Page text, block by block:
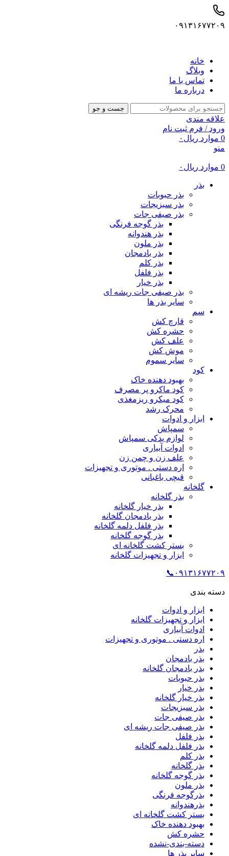
۰۹۱۳۱۶۷۷۲۰۹
خانه
وبلاگ
تماس با ما
درباره ما
جست و جو
علاقه مندی
ورود / فرم ثبت نام
0 موارد ریال ۰
منو
0 موارد ریال ۰
بذر
بذر حبوبات
بذر سبزیجات
بذر صیفی جات
بذر گوجه فرنگی
بذر هندوانه
بذر ملون
بذر بادمجان
بذر کلم
بذر فلفل
بذر خیار
بذر صیفی جات ریشه ای
سایر بذر ها
سم
قارچ کش
حشره کش
علف کش
موش کش
سایر سموم
کود
بهبود دهنده خاک
کود ماکرو پر مصرف
کود میکرو ریزمغذی
محرک رشد
ابزار و ادوات
سمپاش
لوازم یدکی سمپاش
ادوات آبیاری
علف زن و چمن زن
اره دستی . موتوری و تجهیزات
قیچی باغبانی
گلخانه
بذر گلخانه
بذر خیار گلخانه
بذر بادمجان گلخانه
بذر فلفل دلمه گلخانه
بذر گوجه گلخانه
بستر کشت گلخانه ای
ابزار و تجهیزات گلخانه
۰۹۱۳۱۶۷۷۲۰۹📞
دسته بندی
ابزار و ادوات
ابزار و تجهیزات گلخانه
ادوات آبیاری
اره دستی . موتوری و تجهیزات
بذر
بذر بادمجان
بذر بادمجان گلخانه
بذر حبوبات
بذر خیار
بذر خیار گلخانه
بذر سبزیجات
بذر صیفی جات
بذر صیفی جات ریشه ای
بذر فلفل
بذر فلفل دلمه گلخانه
بذر کلم
بذر گلخانه
بذر گوجه گلخانه
بذر ملون
بذرگوجه فرنگی
بذرهندوانه
بستر کشت گلخانه ای
بهبود دهنده خاک
حشره کش
دسته-بندی-نشده
سایر بذر ها